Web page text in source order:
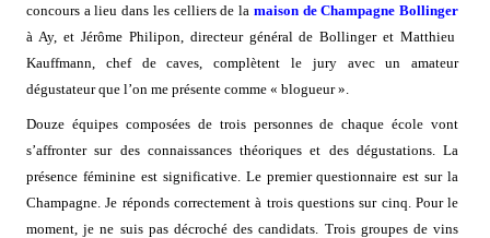
concours a lieu dans les celliers de la maison de Champagne Bollinger
à Ay, et Jérôme Philipon, directeur général de Bollinger et Matthieu
Kauffmann, chef de caves, complètent le jury avec un amateur
dégustateur que l’on me présente comme « blogueur ».
Douze équipes composées de trois personnes de chaque école vont
s’affronter sur des connaissances théoriques et des dégustations. La
présence féminine est significative. Le premier questionnaire est sur la
Champagne. Je réponds correctement à trois questions sur cinq. Pour le
moment, je ne suis pas décroché des candidats. Trois groupes de vins